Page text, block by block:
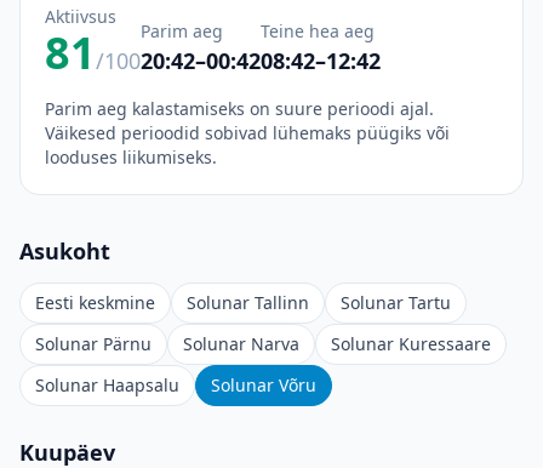
Aktiivsus
81 /100
Parim aeg
20:42–00:42
Teine hea aeg
08:42–12:42
Parim aeg kalastamiseks on suure perioodi ajal.
Väikesed perioodid sobivad lühemaks püügiks või
looduses liikumiseks.
Asukoht
Eesti keskmine Solunar Tallinn
Solunar Tartu
Solunar Pärnu
Solunar Narva
Solunar Kuressaare
Solunar Haapsalu
Solunar Võru
Kuupäev